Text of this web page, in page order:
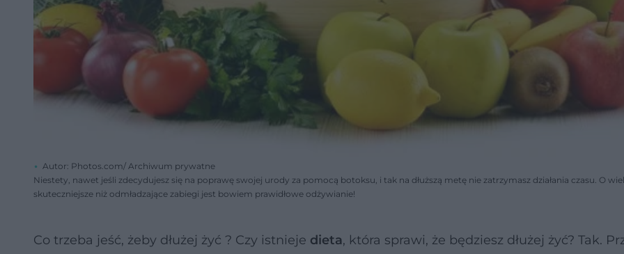
Autor: Photos.com/ Archiwum prywatne
Niestety, nawet jeśli zdecydujesz się na poprawę swojej urody za pomocą botoksu, i tak na dłuższą metę nie zatrzymasz działania czasu. O
skuteczniejsze niż odmładzające zabiegi jest bowiem prawidłowe odżywianie!
Co trzeba jeść, żeby dłużej żyć ? Czy istnieje dieta, która sprawi, że będziesz dłużej żyć? Tak.